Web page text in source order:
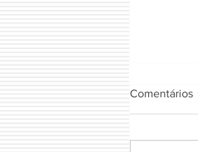
Comentários